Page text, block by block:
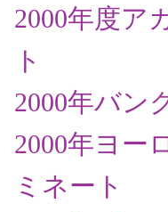
2000年度ア
ト
2000年バン
2000年ヨー
ミネート